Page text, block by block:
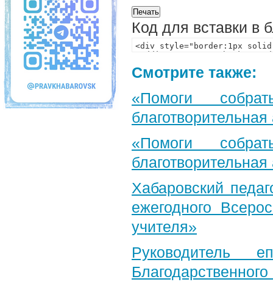
Код для вставки в
Смотрите также:
«Помоги
«Помоги
Хабаровский
ежегодного
учителя»
Руководитель